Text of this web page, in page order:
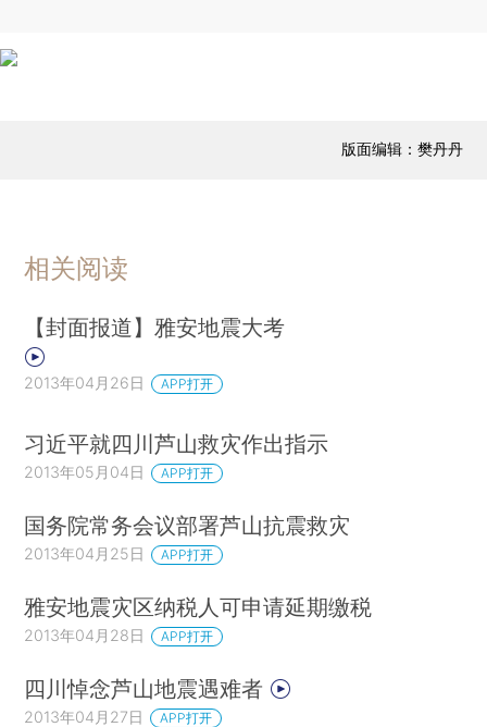
版面编辑：樊丹丹
相关阅读
【封面报道】雅安地震大考
2013年04月26日 APP打开
习近平就四川芦山救灾作出指示
2013年05月04日 APP打开
国务院常务会议部署芦山抗震救灾
2013年04月25日 APP打开
雅安地震灾区纳税人可申请延期缴税
2013年04月28日 APP打开
四川悼念芦山地震遇难者
2013年04月27日 APP打开